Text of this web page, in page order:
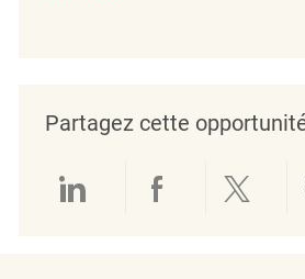
Partagez cette
Partager via LinkedIn
Partager via